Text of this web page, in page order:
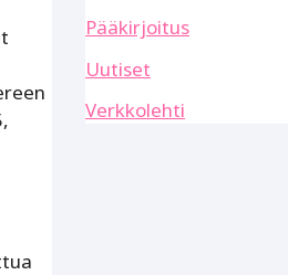
Pääkirjoitus
Uutiset
Verkkolehti